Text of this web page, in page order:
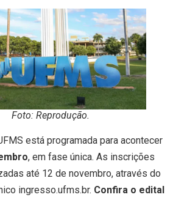
Foto: Reprodução.
está programada para acontecer
, em fase única. As inscrições
até 12 de novembro, através do
ingresso.ufms.br. Confira o edital